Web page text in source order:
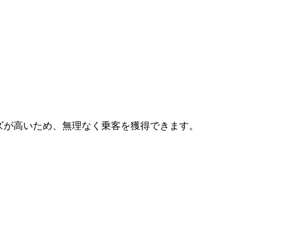
高いため、無理なく乗客を獲得できます。